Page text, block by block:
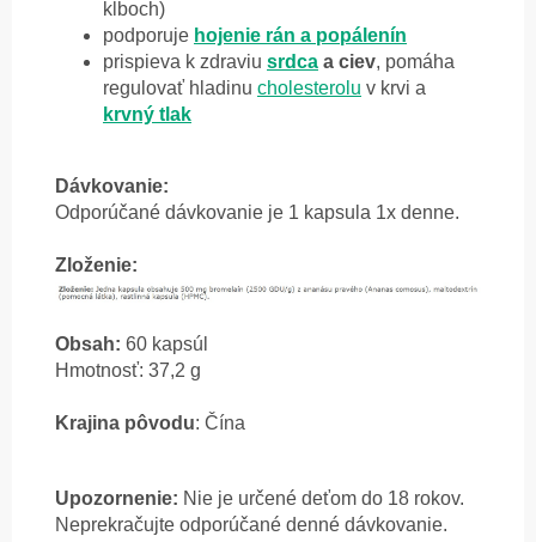
kĺboch)
podporuje hojenie rán a popálenín
prispieva k zdraviu srdca a ciev, pomáha
regulovať hladinu cholesterolu v krvi a
krvný tlak
Dávkovanie:
Odporúčané dávkovanie je 1 kapsula 1x denne.
Zloženie:
Obsah: 60 kapsúl
Hmotnosť: 37,2 g
Krajina pôvodu: Čína
Upozornenie: Nie je určené deťom do 18 rokov.
Neprekračujte odporúčané denné dávkovanie.